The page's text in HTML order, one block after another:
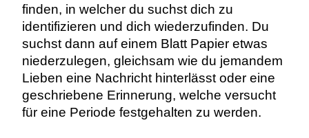
finden, in welcher du suchst dich zu
identifizieren und dich wiederzufinden. Du
suchst dann auf einem Blatt Papier etwas
niederzulegen, gleichsam wie du jemandem
Lieben eine Nachricht hinterlässt oder eine
geschriebene Erinnerung, welche versucht
für eine Periode festgehalten zu werden.